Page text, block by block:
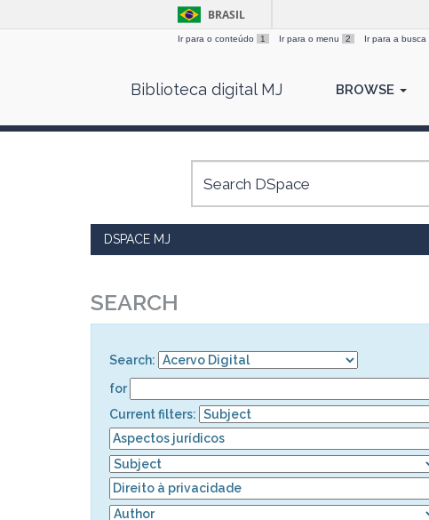
BRASIL
Ir para o conteúdo 1 Ir para o menu 2 Ir para a busca
Biblioteca digital MJ BROWSE
DSPACE MJ
SEARCH
Search:
for
Current filters: